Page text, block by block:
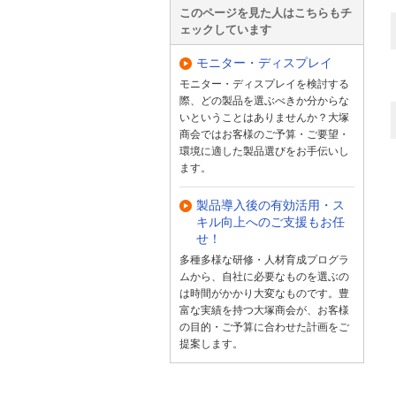
このページを見た人はこちらもチ
ェックしています
モニター・ディスプレイ
モニター・ディスプレイを検討する
際、どの製品を選ぶべきか分からな
いということはありませんか？大塚
商会ではお客様のご予算・ご要望・
環境に適した製品選びをお手伝いし
ます。
製品導入後の有効活用・ス
キル向上へのご支援もお任
せ！
多種多様な研修・人材育成プログラ
ムから、自社に必要なものを選ぶの
は時間がかかり大変なものです。豊
富な実績を持つ大塚商会が、お客様
の目的・ご予算に合わせた計画をご
提案します。